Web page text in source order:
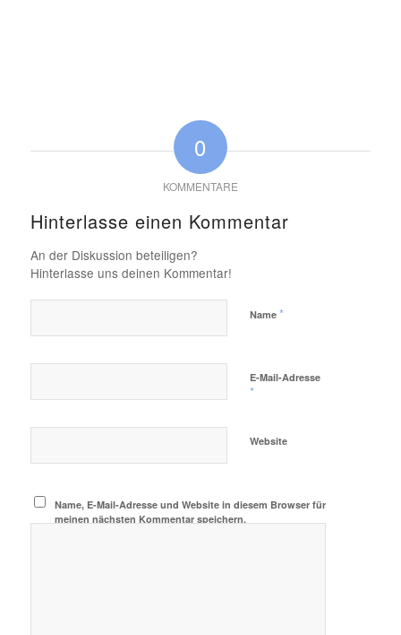
0
KOMMENTARE
Hinterlasse einen Kommentar
An der Diskussion beteiligen?
Hinterlasse uns deinen Kommentar!
Name *
E-Mail-Adresse
*
Website
Name, E-Mail-Adresse und Website in diesem Browser für
meinen nächsten Kommentar speichern.